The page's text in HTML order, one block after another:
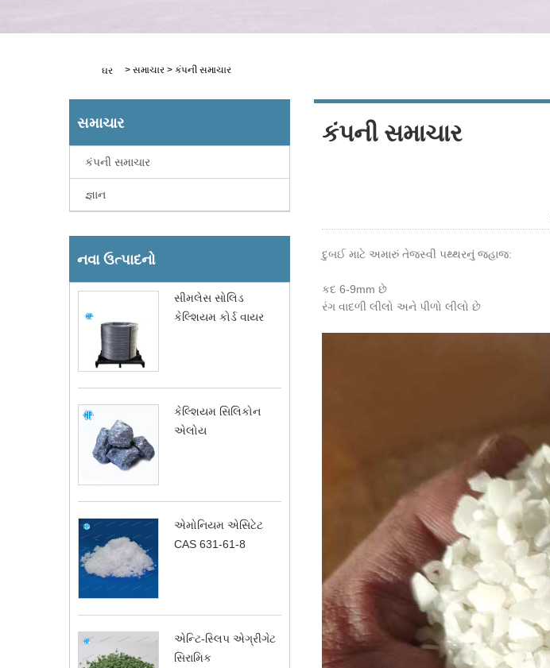
ઘર > સમાચાર > કંપની સમાચાર
સમાચાર
કંપની સમાચાર
જ્ઞાન
નવા ઉત્પાદનો
સીમલેસ સોલિડ
કેલ્શિયમ કોર્ડ વાયર
કેલ્શિયમ સિલિકોન
એલોય
એમોનિયમ એસિટેટ
CAS 631-61-8
એન્ટિ-સ્લિપ એગ્રીગેટ
સિરામિક
કંપની સમાચાર
દુબઈ માટે અમારું તેજસ્વી પથ્થરનું જહાજ:
કદ 6-9mm છે
રંગ વાદળી લીલો અને પીળો લીલો છે